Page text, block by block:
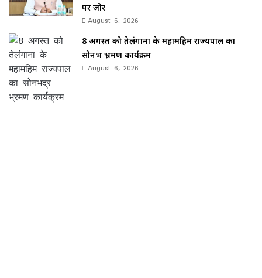
पर जोर
August 6, 2026
8 अगस्त को तेलंगाना के महामहिम राज्यपाल का
सोनभद्र भ्रमण कार्यक्रम
August 6, 2026